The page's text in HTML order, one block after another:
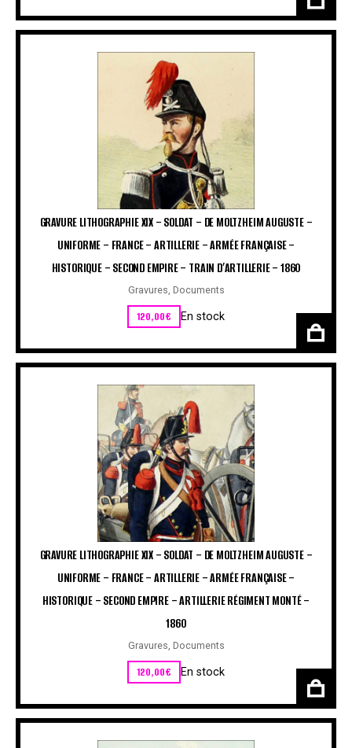
GRAVURE LITHOGRAPHIE XIX – SOLDAT – DE MOLTZHEIM AUGUSTE –
UNIFORME – FRANCE – ARTILLERIE – ARMÉE FRANÇAISE –
HISTORIQUE – SECOND EMPIRE – TRAIN D’ARTILLERIE – 1860
Gravures, Documents
120,00€ En stock
GRAVURE LITHOGRAPHIE XIX – SOLDAT – DE MOLTZHEIM AUGUSTE –
UNIFORME – FRANCE – ARTILLERIE – ARMÉE FRANÇAISE –
HISTORIQUE – SECOND EMPIRE – ARTILLERIE RÉGIMENT MONTÉ –
1860
Gravures, Documents
120,00€ En stock